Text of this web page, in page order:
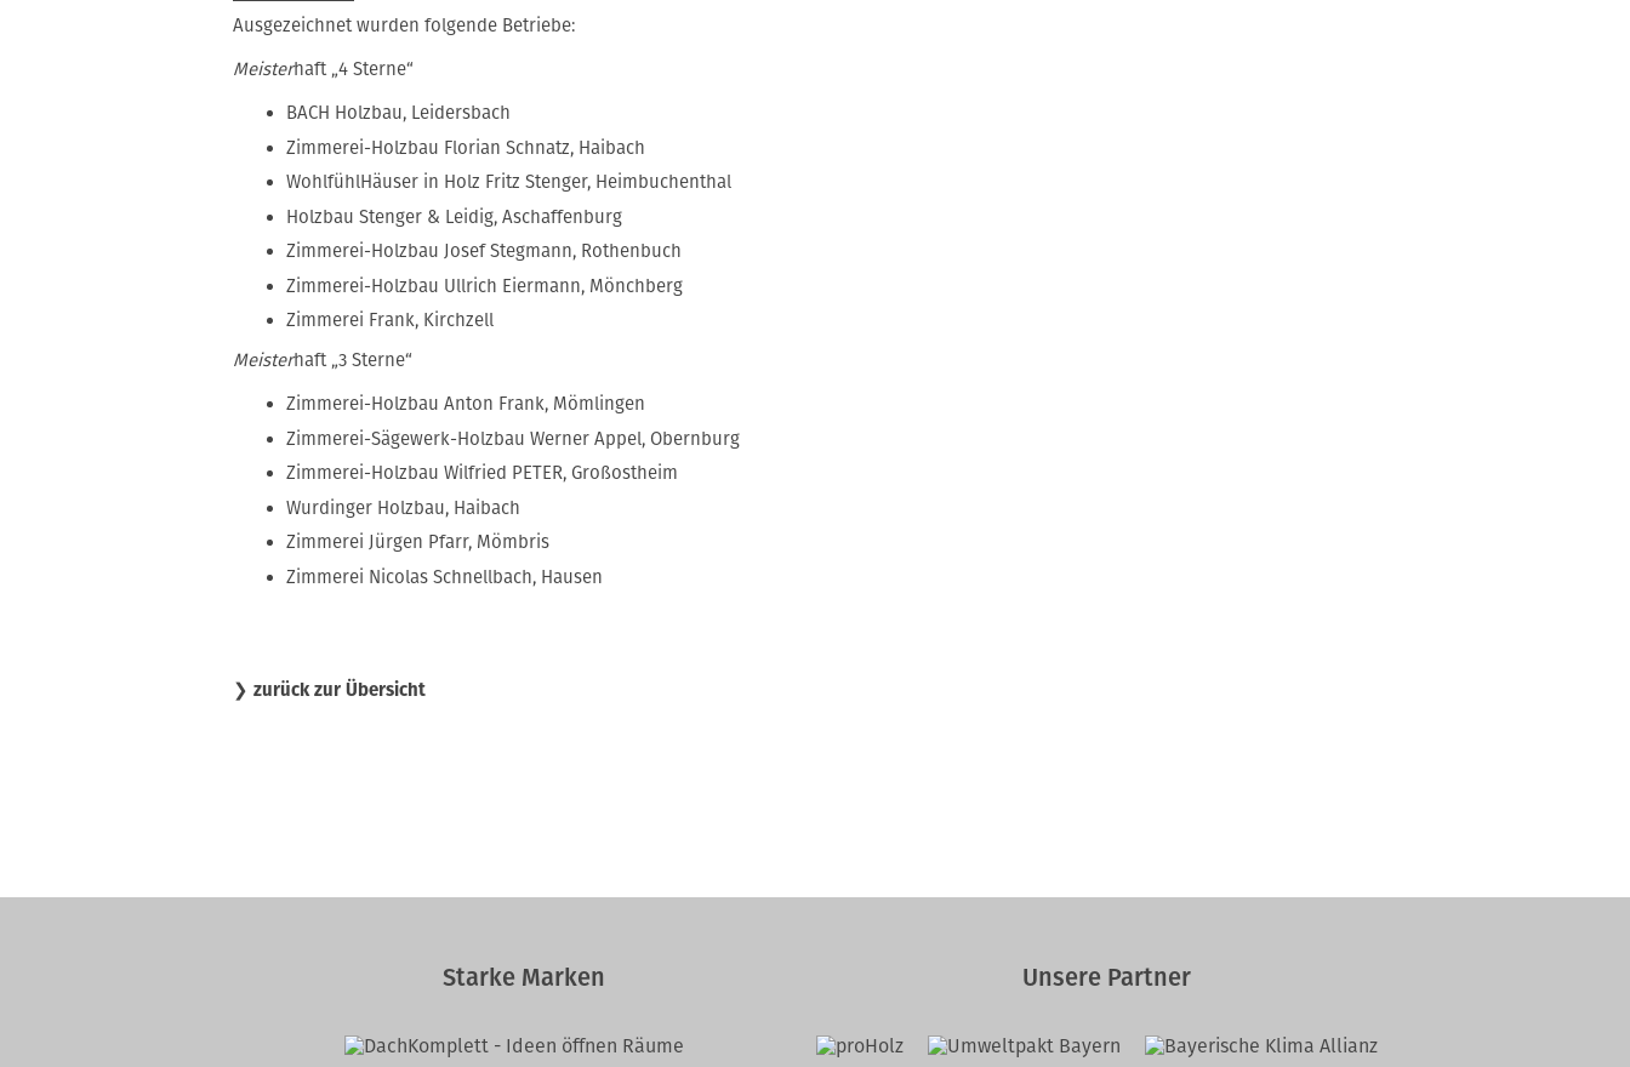
Ausgezeichnet wurden folgende Betriebe:
Meisterhaft „4 Sterne“
BACH Holzbau, Leidersbach
Zimmerei-Holzbau Florian Schnatz, Haibach
WohlfühlHäuser in Holz Fritz Stenger, Heimbuchenthal
Holzbau Stenger & Leidig, Aschaffenburg
Zimmerei-Holzbau Josef Stegmann, Rothenbuch
Zimmerei-Holzbau Ullrich Eiermann, Mönchberg
Zimmerei Frank, Kirchzell
Meisterhaft „3 Sterne“
Zimmerei-Holzbau Anton Frank, Mömlingen
Zimmerei-Sägewerk-Holzbau Werner Appel, Obernburg
Zimmerei-Holzbau Wilfried PETER, Großostheim
Wurdinger Holzbau, Haibach
Zimmerei Jürgen Pfarr, Mömbris
Zimmerei Nicolas Schnellbach, Hausen
❯ zurück zur Übersicht
Starke Marken Unsere Partner